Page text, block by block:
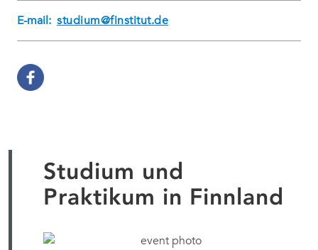
E-mail: studium@finstitut.de
Studium und
Praktikum in Finnland